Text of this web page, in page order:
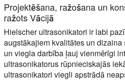
Projektēšana, ražošana un
ražots Vācijā
Hielscher ultrasonikatori ir labi
augstākajiem kvalitātes un
un viegla darbība ļauj vienmērīgi
ultrasonikatorus rūpnieciskajās
ultrasonikatori viegli apstrādā